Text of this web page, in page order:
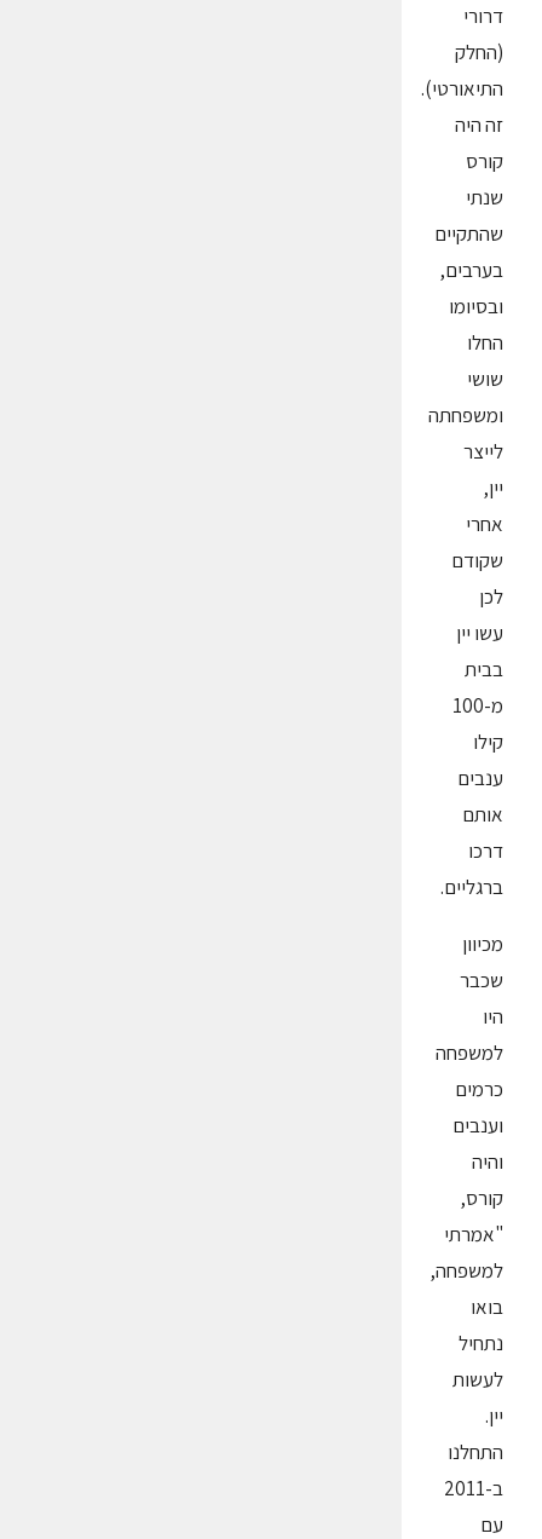
דרורי
(החלק
התיאורטי).
זה היה
קורס
שנתי
שהתקיים
בערבים,
ובסיומו
החלו
שושי
ומשפחתה
לייצר
יין,
אחרי
שקודם
לכן
עשו יין
בבית
מ-100
קילו
ענבים
אותם
דרכו
ברגליים.
מכיוון
שכבר
היו
למשפחה
כרמים
וענבים
והיה
קורס,
"אמרתי
למשפחה,
בואו
נתחיל
לעשות
יין.
התחלנו
ב-2011
עם